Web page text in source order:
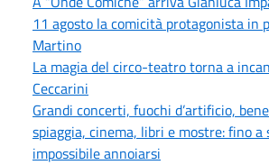
11 agosto la comicità protagonista in
Martino
La magia del circo-teatro torna a
Ceccarini
Grandi concerti, fuochi d’artificio,
spiaggia, cinema, libri e mostre: fino
impossibile annoiarsi